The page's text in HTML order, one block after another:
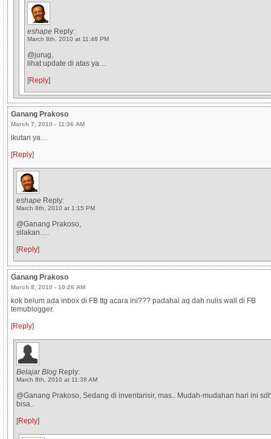
eshape Reply:
March 8th, 2010 at 11:48 PM
@jurug,
lihat update di atas ya…
[Reply]
Ganang Prakoso
March 7, 2010 - 11:36 AM
ikutan ya…
[Reply]
eshape Reply:
March 8th, 2010 at 1:15 PM
@Ganang Prakoso,
silakan….
[Reply]
Ganang Prakoso
March 8, 2010 - 10:26 AM
kok belum ada inbox di FB ttg acara ini??? padahal aq dah nulis wall di FB
temublogger.
[Reply]
Belajar Blog Reply:
March 8th, 2010 at 11:38 AM
@Ganang Prakoso, Sedang di inventarisir, mas.. Mudah-mudahan hari ini
bisa..
[Reply]